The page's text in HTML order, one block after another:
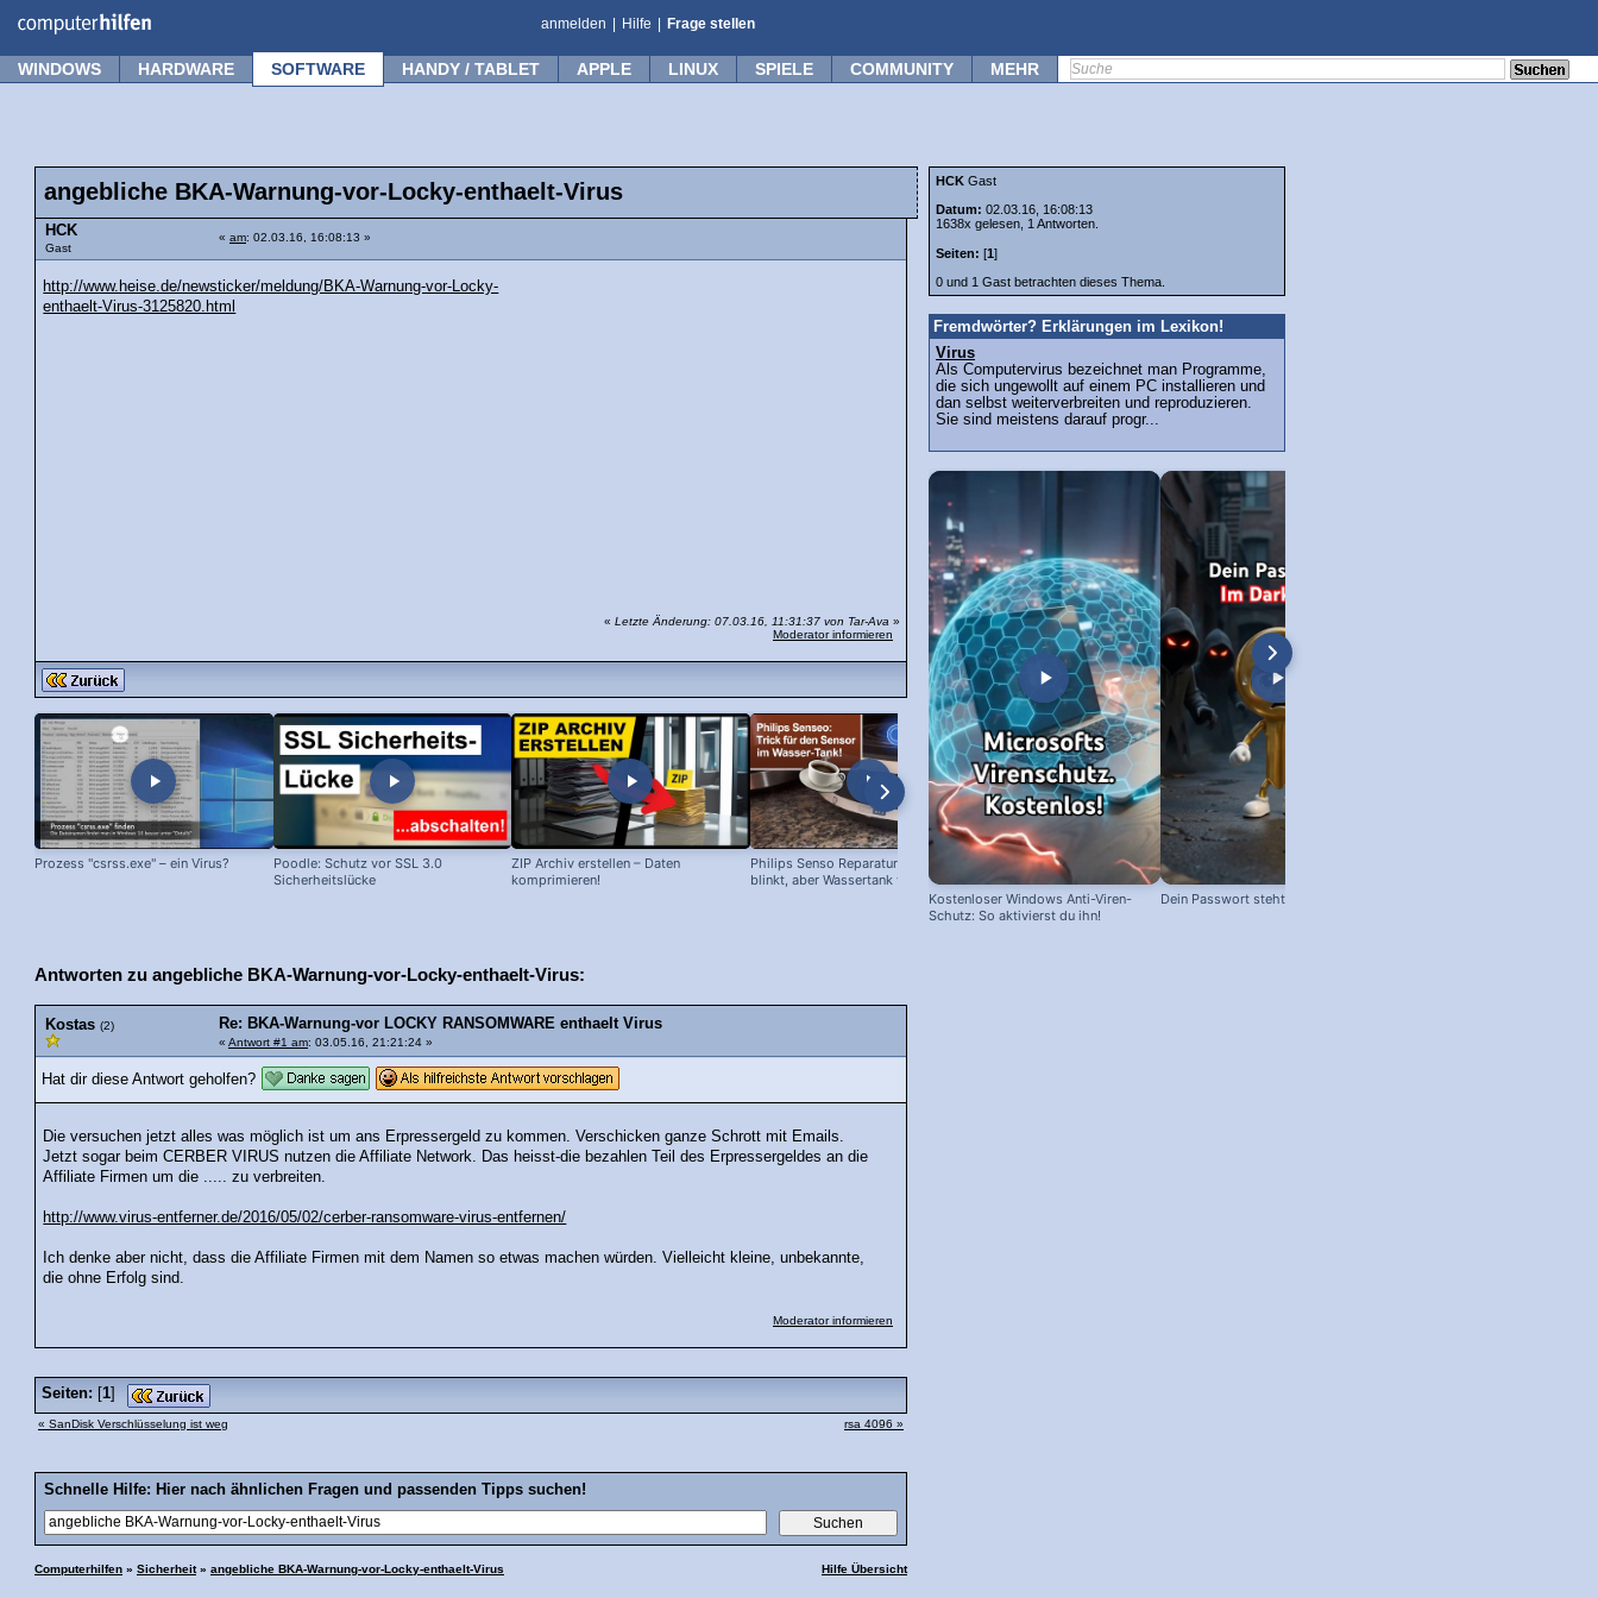
anmelden Hilfe Frage stellen
WINDOWS HARDWARE SOFTWARE HANDY / TABLET APPLE LINUX SPIELE COMMUNITY MEHR
angebliche BKA-Warnung-vor-Locky-enthaelt-Virus
HCK
Gast
« am: 02.03.16, 16:08:13 »
http://www.heise.de/newsticker/meldung/BKA-Warnung-vor-Locky-
enthaelt-Virus-3125820.html
« Letzte Änderung: 07.03.16, 11:31:37 von Tar-Ava »
Moderator informieren
Prozess "csrss.exe" – ein Virus?
Poodle: Schutz vor SSL 3.0
Sicherheitslücke
ZIP Archiv erstellen – Daten
komprimieren!
Philips Senso Reparatur: Blaue LED
blinkt, aber Wassertank voll?
Telefon Symbol + Kostenlose Office
Icons (Download!)
Antworten zu angebliche BKA-Warnung-vor-Locky-enthaelt-Virus:
Kostas (2) Re: BKA-Warnung-vor LOCKY RANSOMWARE enthaelt Virus
« Antwort #1 am: 03.05.16, 21:21:24 »
Hat dir diese Antwort geholfen?
Die versuchen jetzt alles was möglich ist um ans Erpressergeld zu kommen. Verschicken ganze Schrott mit Emails.
Jetzt sogar beim CERBER VIRUS nutzen die Affiliate Network. Das heisst-die bezahlen Teil des Erpressergeldes an die
Affiliate Firmen um die ..... zu verbreiten.
http://www.virus-entferner.de/2016/05/02/cerber-ransomware-virus-entfernen/
Ich denke aber nicht, dass die Affiliate Firmen mit dem Namen so etwas machen würden. Vielleicht kleine, unbekannte,
die ohne Erfolg sind.
Moderator informieren
Seiten: [1]
« SanDisk Verschlüsselung ist weg rsa 4096 »
Schnelle Hilfe: Hier nach ähnlichen Fragen und passenden Tipps suchen!
Computerhilfen » Sicherheit» angebliche BKA-Warnung-vor-Locky-enthaelt-Virus Hilfe Übersicht
HCK Gast
Datum: 02.03.16, 16:08:13
1638x gelesen, 1 Antworten.
Seiten: [1]
0 und 1 Gast betrachten dieses Thema.
Fremdwörter? Erklärungen im Lexikon!
Virus
Als Computervirus bezeichnet man Programme,
die sich ungewollt auf einem PC installieren und
dan selbst weiterverbreiten und reproduzieren.
Sie sind meistens darauf progr...
Kostenloser Windows Anti-Viren-
Schutz: So aktivierst du ihn!
Dein Passwort steht im Darknet 😱